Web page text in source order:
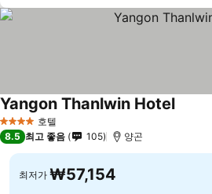
4 성급 호텔
Yangon Thanlwin Hotel
8.5 최고 좋음 105 양곤
최저가 ₩57,154